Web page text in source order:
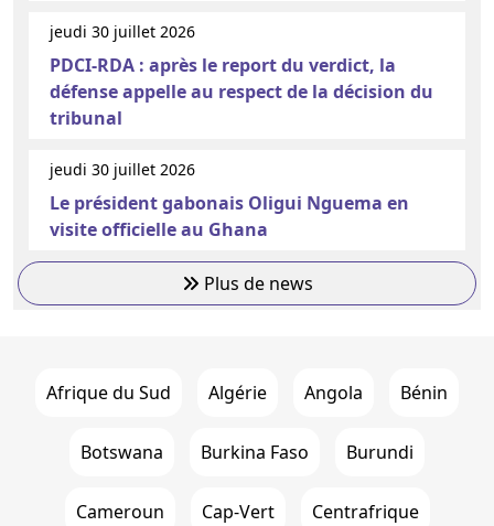
jeudi 30 juillet 2026
PDCI-RDA : après le report du verdict, la
défense appelle au respect de la décision du
tribunal
jeudi 30 juillet 2026
Le président gabonais Oligui Nguema en
visite officielle au Ghana
Plus de news
Afrique du Sud Algérie Angola Bénin
Botswana Burkina Faso Burundi
Cameroun Cap-Vert Centrafrique